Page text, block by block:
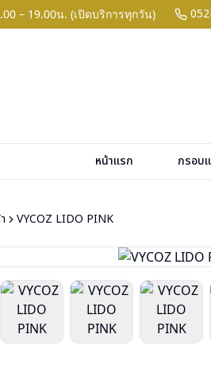
– 19.00น. (เปิดบริการทุกวัน)
หน้าแรก กรอบ
VYCOZ LIDO PINK